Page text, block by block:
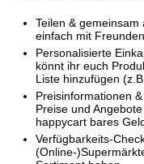
Teilen &
einfach mit
Personalisierte
könnt ihr euch
Liste hinzufügen
Preisinformationen
Preise und
happycart bares
Verfügbarkeits-
(Online-